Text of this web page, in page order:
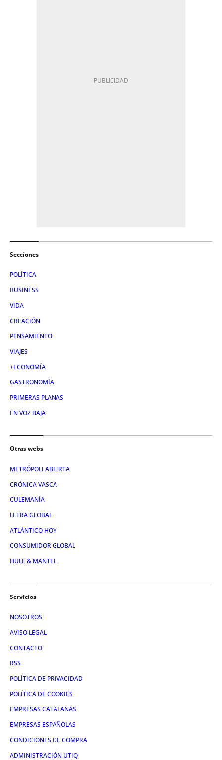
Secciones
POLÍTICA
BUSINESS
VIDA
CREACIÓN
PENSAMIENTO
VIAJES
+ECONOMÍA
GASTRONOMÍA
PRIMERAS PLANAS
EN VOZ BAJA
Otras webs
METRÓPOLI ABIERTA
CRÓNICA VASCA
CULEMANÍA
LETRA GLOBAL
ATLÁNTICO HOY
CONSUMIDOR GLOBAL
HULE & MANTEL
Servicios
NOSOTROS
AVISO LEGAL
CONTACTO
RSS
POLÍTICA DE PRIVACIDAD
POLÍTICA DE COOKIES
EMPRESAS CATALANAS
EMPRESAS ESPAÑOLAS
CONDICIONES DE COMPRA
ADMINISTRACIÓN UTIQ